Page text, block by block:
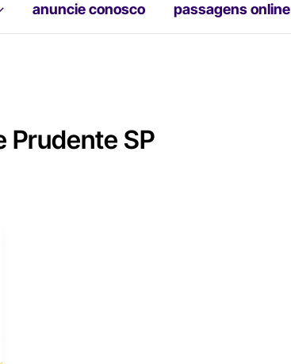
anuncie conosco passagens online
Prudente SP